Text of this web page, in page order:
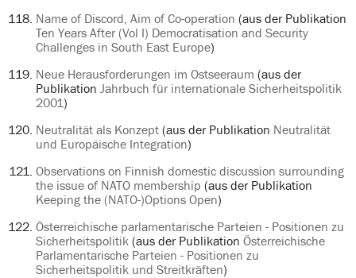
Name of Discord, Aim of Co-operation (aus der Publikation
Ten Years After (Vol I) Democratisation and Security
Challenges in South East Europe)
Neue Herausforderungen im Ostseeraum (aus der
Publikation Jahrbuch für internationale Sicherheitspolitik
2001 )
Neutralität als Konzept(aus der Publikation Neutralität
und Europäische Integration)
Observations on Finnish domestic discussion surrounding
the issue of NATO membership (aus der Publikation
Keeping the (NATO-)Options Open)
Österreichische parlamentarische Parteien - Positionen zu
Sicherheitspolitik (aus der Publikation Österreichische
Parlamentarische Parteien - Positionen zu
Sicherheitspolitik und Streitkräften)